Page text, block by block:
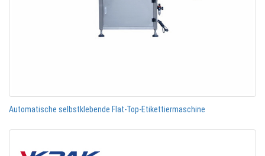
Automatische selbstklebende Flat-Top-Etikettiermaschine